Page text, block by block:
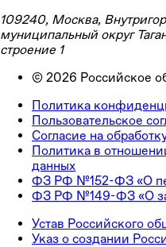
109240, Москва,
муниципальный округ
строение 1
© 2026 Российское
Политика
Пользовательское
Согласие на
Политика в
данных
ФЗ РФ №152-ФЗ «О
ФЗ РФ №149-ФЗ «О
Устав Российского
Указ о создании